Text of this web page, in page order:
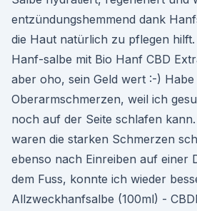
entzündungshemmend dank
die Haut natürlich zu pflegen
Hanf-salbe mit Bio Hanf CBD
aber oho, sein Geld wert :-) Habe
Oberarmschmerzen, weil ich
noch auf der Seite schlafen
waren die starken Schmerzen
ebenso nach Einreiben auf einer
dem Fuss, konnte ich wieder
Allzweckhanfsalbe (100ml) -